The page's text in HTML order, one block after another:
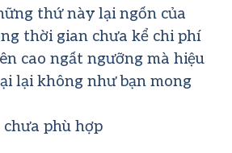
thứ này lại ngốn của
thời gian chưa kể chi phí
cao ngất ngưỡng mà hiệu
lại không như bạn mong
phù hợp